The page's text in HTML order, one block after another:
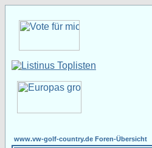
www.vw-golf-country.de Foren-Übersicht